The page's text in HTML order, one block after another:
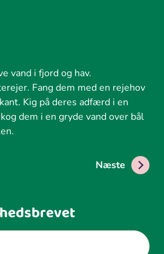
vand i fjord og hav.
Fang dem med en rejehov
Kig på deres adfærd i en
dem i en gryde vand over bål
Næste